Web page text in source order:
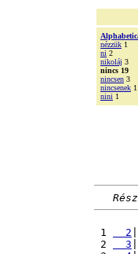
nézzük 1
ni 2
nikoláj 3
nincs 19
nincsen 3
nincsenek 1
nini 1
Rész
1
  2
2
  3